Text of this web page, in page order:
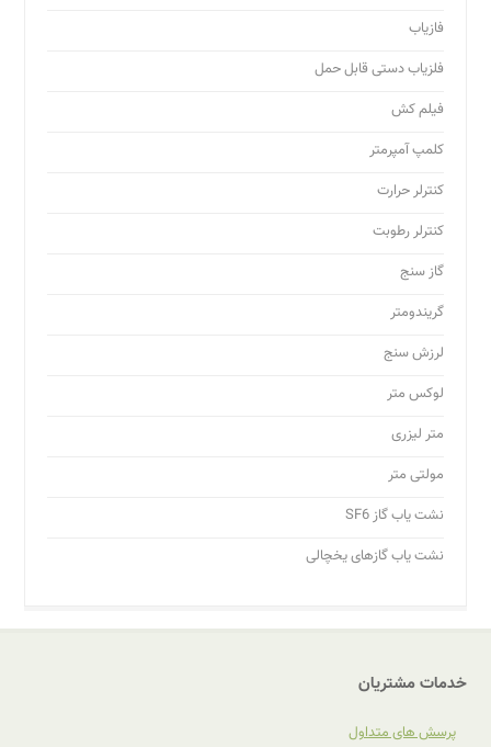
فازیاب
فلزیاب دستی قابل حمل
فیلم کش
کلمپ آمپرمتر
کنترلر حرارت
کنترلر رطوبت
گاز سنج
گریندومتر
لرزش سنج
لوکس متر
متر لیزری
مولتی متر
نشت یاب گاز SF6
نشت یاب گازهای یخچالی
خدمات مشتریان
پرسش های متداول